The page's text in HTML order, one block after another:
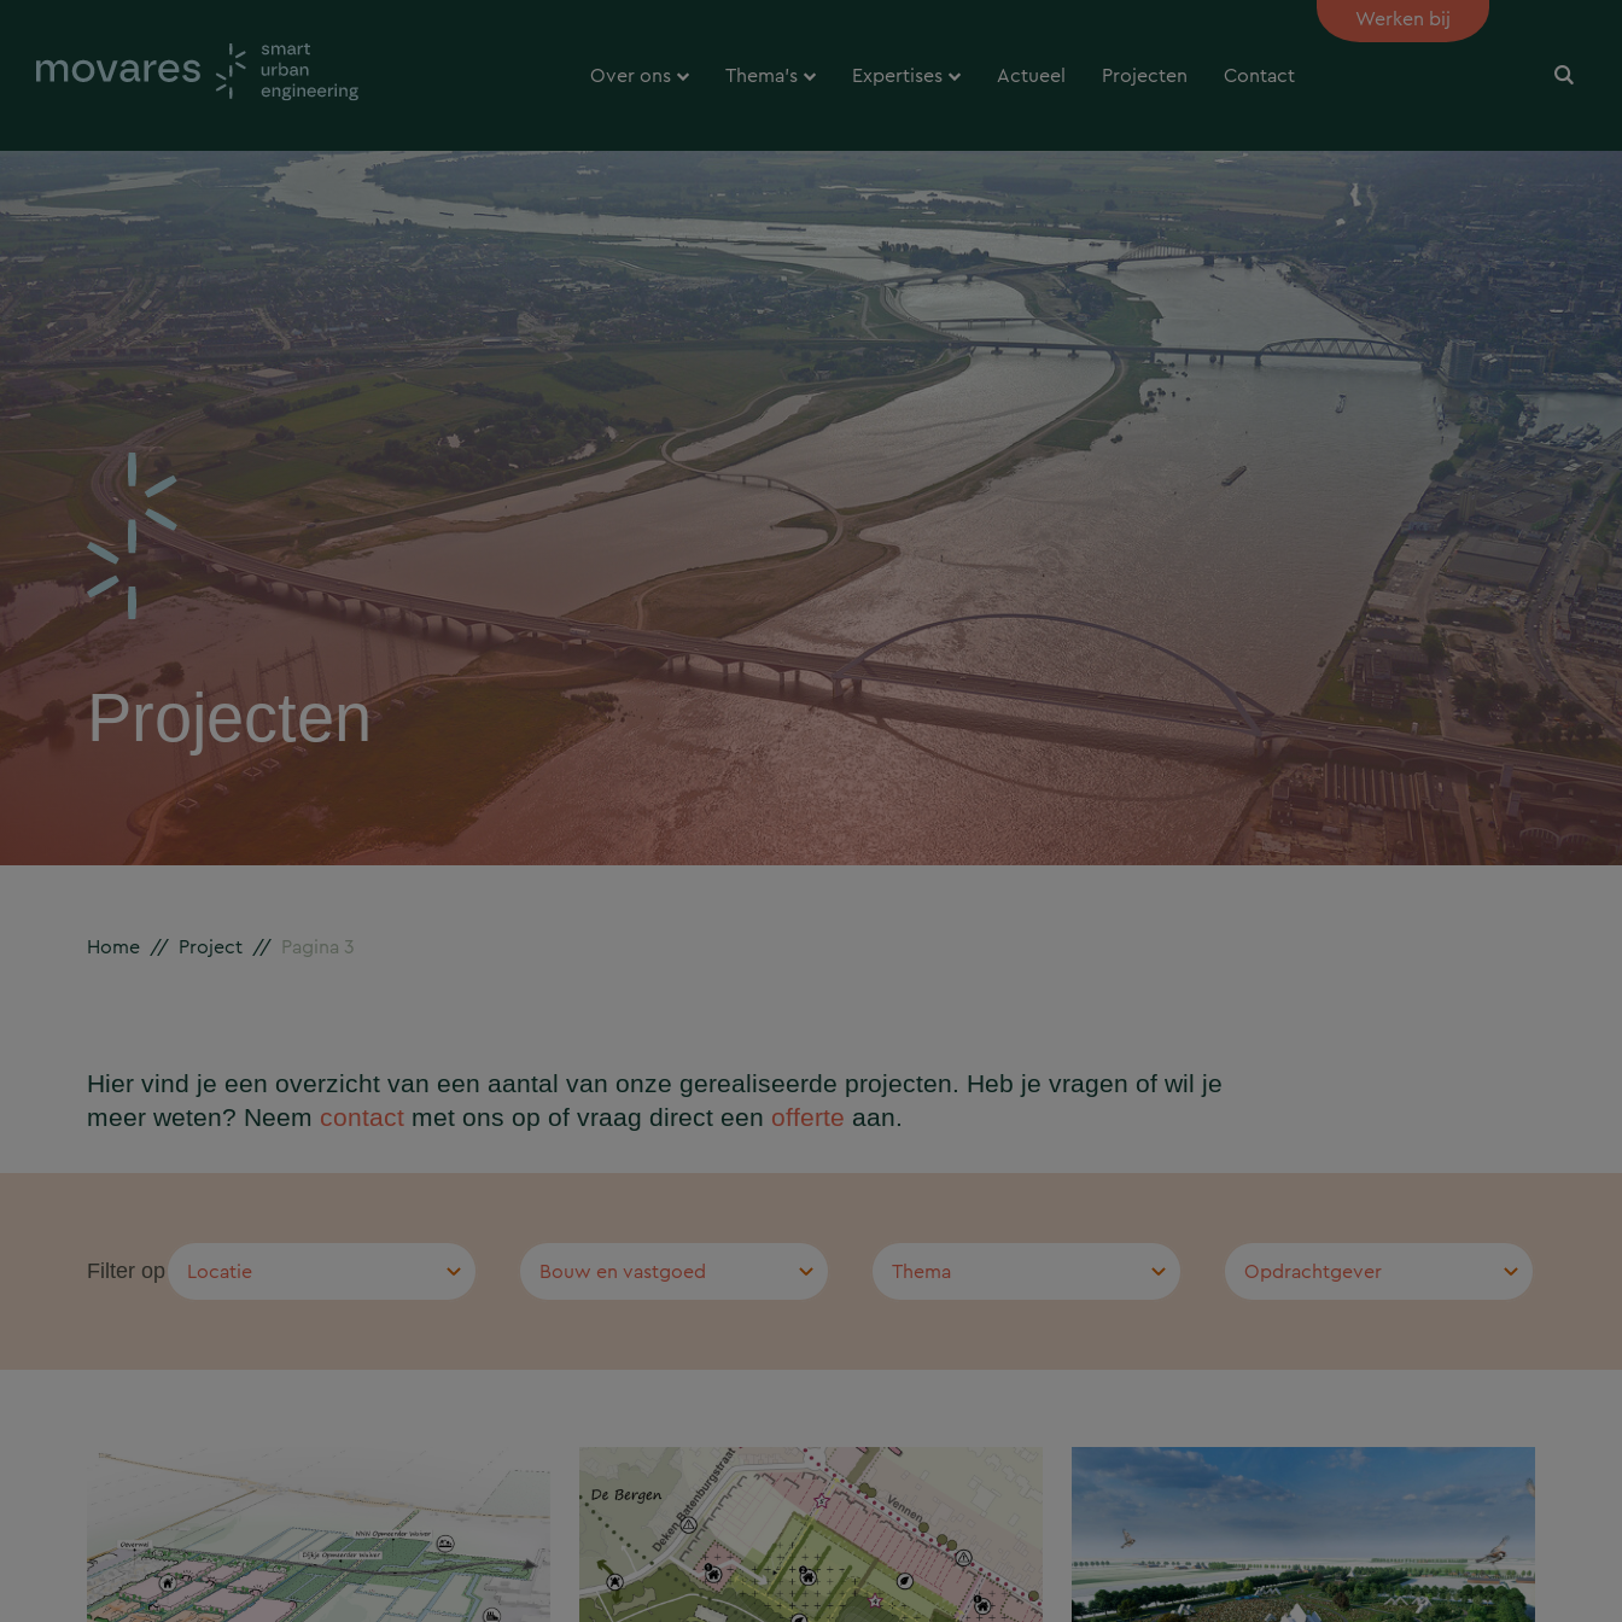
Over ons Thema’s Expertises Actueel Projecten Contact
Werken bij
Projecten
Home // Project // Pagina 3
Hier vind je een overzicht van een aantal van onze gerealiseerde projecten. Heb je vragen of wil je
meer weten? Neem contact met ons op of vraag direct een offerte aan.
Filter op